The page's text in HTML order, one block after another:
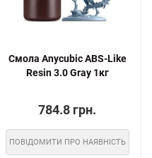
Смола Anycubic ABS-Like
Resin 3.0 Gray 1кг
784.8 грн.
ПОВІДОМИТИ ПРО НАЯВНІСТЬ